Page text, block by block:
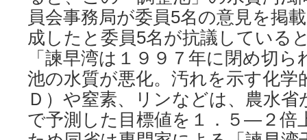
員会事務局が委員5名の意見を掲
成したと委員5名が抗議している
「諫早湾は１９９７年に閉め切
池の水質が悪化。汚れを示す化学
Ｄ）や窒素、リンなどは、農水
で予測した目標値を１．５―２倍